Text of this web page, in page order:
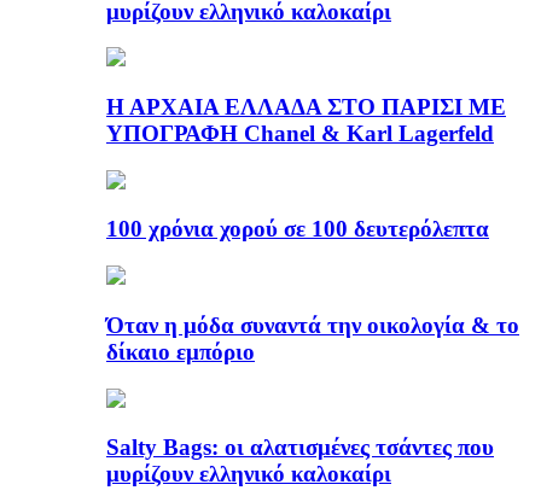
μυρίζουν ελληνικό καλοκαίρι
Η ΑΡΧΑΙΑ ΕΛΛΑΔΑ ΣΤΟ ΠΑΡΙΣΙ ΜΕ
ΥΠΟΓΡΑΦΗ Chanel & Karl Lagerfeld
100 χρόνια χορού σε 100 δευτερόλεπτα
Όταν η μόδα συναντά την οικολογία & το
δίκαιο εμπόριο
Salty Bags: οι αλατισμένες τσάντες που
μυρίζουν ελληνικό καλοκαίρι